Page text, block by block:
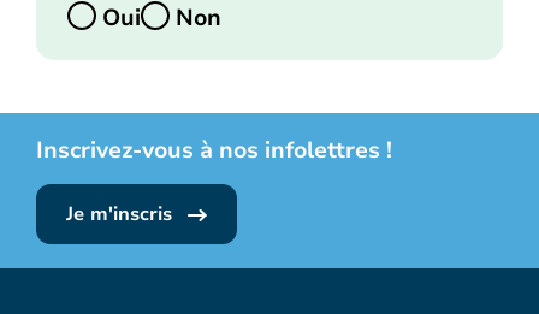
Oui
Non
Inscrivez-vous à nos infolettres !
Je m'inscris